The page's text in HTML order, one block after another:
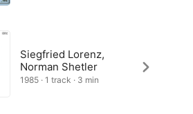
Siegfried Lorenz,
Norman Shetler
1985 · 1 track · 3 min